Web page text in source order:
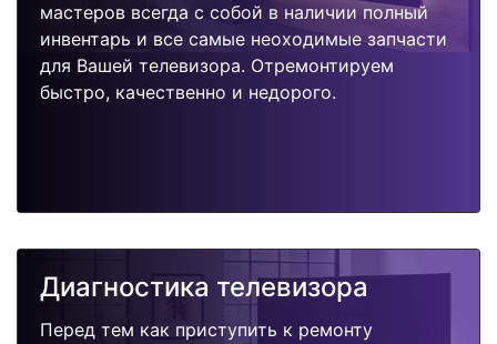
мастеров всегда с собой в наличии полный
инвентарь и все самые неоходимые запчасти
для Вашей телевизора. Отремонтируем
быстро, качественно и недорого.
Диагностика телевизора
Перед тем как приступить к ремонту